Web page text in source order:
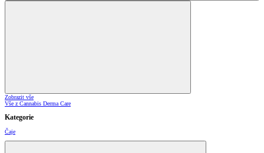
Zobrazit vše
Vše z Cannabis Derma Care
Kategorie
Čaje